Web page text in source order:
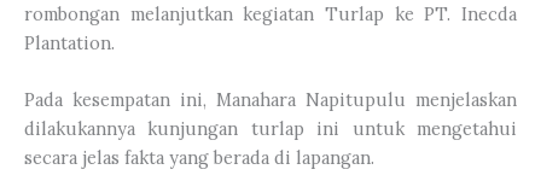
rombongan melanjutkan kegiatan Turlap ke PT. Inecda
Plantation.
Pada kesempatan ini, Manahara Napitupulu menjelaskan
dilakukannya kunjungan turlap ini untuk mengetahui
secara jelas fakta yang berada di lapangan.